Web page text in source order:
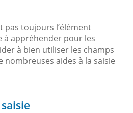
pas toujours l’élément
à appréhender pour les
à bien utiliser les champs
nombreuses aides à la saisie